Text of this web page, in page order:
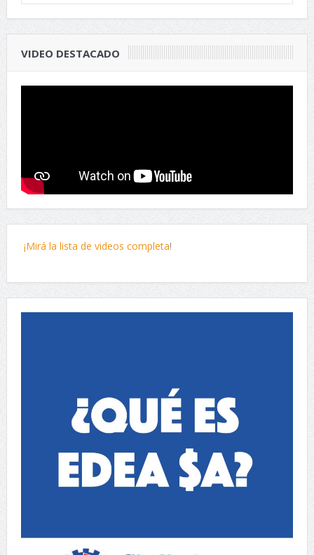
VIDEO DESTACADO
¡Mirá la lista de videos completa!